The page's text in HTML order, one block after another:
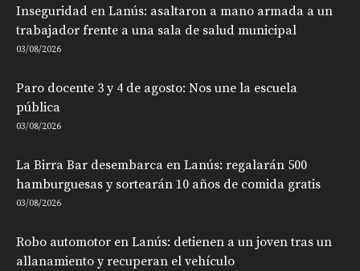
Inseguridad en Lanús: asaltaron a mano armada a un
trabajador frente a una sala de salud municipal
03/08/2026
Paro docente 3 y 4 de agosto: Nos une la escuela
pública
03/08/2026
La Birra Bar desembarca en Lanús: regalarán 500
hamburguesas y sortearán 10 años de comida gratis
03/08/2026
Robo automotor en Lanús: detienen a un joven tras un
allanamiento y recuperan el vehículo